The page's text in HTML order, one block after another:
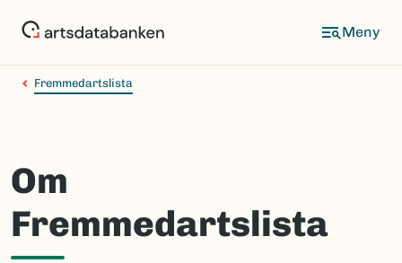
Fremmedartslista
Om
Fremmedartslista